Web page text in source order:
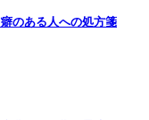
のある人への処方箋